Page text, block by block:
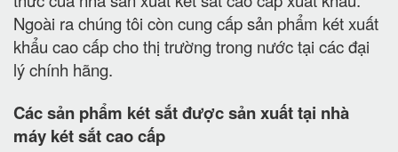
Ngoài ra chúng tôi còn cung cấp sản phẩm két xuất
khẩu cao cấp cho thị trường trong nước tại các đại
lý chính hãng.
Các sản phẩm két sắt được sản xuất tại nhà
máy két sắt cao cấp